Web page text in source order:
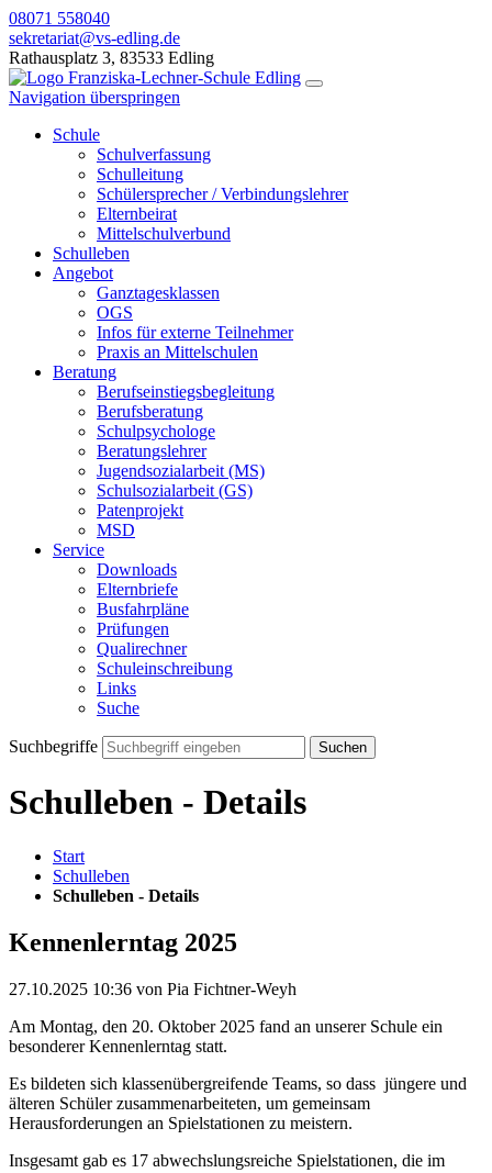
08071 558040
sekretariat@vs-edling.de
Rathausplatz 3, 83533 Edling
Navigation überspringen
Schule
Schulverfassung
Schulleitung
Schülersprecher / Verbindungslehrer
Elternbeirat
Mittelschulverbund
Schulleben
Angebot
Ganztagesklassen
OGS
Infos für externe Teilnehmer
Praxis an Mittelschulen
Beratung
Berufseinstiegsbegleitung
Berufsberatung
Schulpsychologe
Beratungslehrer
Jugendsozialarbeit (MS)
Schulsozialarbeit (GS)
Patenprojekt
MSD
Service
Downloads
Elternbriefe
Busfahrpläne
Prüfungen
Qualirechner
Schuleinschreibung
Links
Suche
Suchbegriffe Suchen
Schulleben - Details
Start
Schulleben
Schulleben - Details
Kennenlerntag 2025
27.10.2025 10:36 von Pia Fichtner-Weyh
Am Montag, den 20. Oktober 2025 fand an unserer Schule ein
besonderer Kennenlerntag statt.
Es bildeten sich klassenübergreifende Teams, so dass jüngere und
älteren Schüler zusammenarbeiteten, um gemeinsam
Herausforderungen an Spielstationen zu meistern.
Insgesamt gab es 17 abwechslungsreiche Spielstationen, die im